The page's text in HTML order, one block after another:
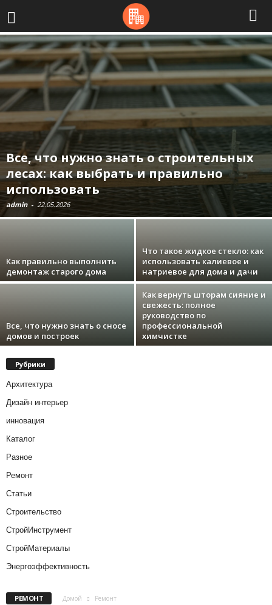
Все, что нужно знать о строительных
лесах: как выбрать и правильно
использовать
admin - 22.05.2026
Как правильно выполнить
демонтаж старого дома
Что такое жидкое стекло: как
использовать калиевое и
натриевое для дома и дачи
Все, что нужно знать о сносе
домов и построек
Как вернуть шторам сияние и
свежесть: полное
руководство по
профессиональной
химчистке
Рубрики
Архитектура
Дизайн интерьер
инновация
Каталог
Разное
Ремонт
Статьи
Строительство
СтройИнструмент
СтройМатериалы
Энергоэффективность
РЕМОНТ Домой Ремонт